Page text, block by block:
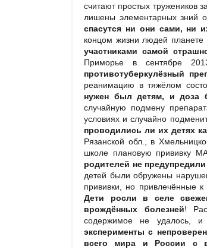
считают простых тружеников
лишены элементарных зний
спасутся ни они сами, ни
концом жизни людей
участниками самой
Приморье в сентябре
противотуберкулёзный
реанимацию в тяжёлом
нужен был детям, и доза
случайную подмену
условиях и случайно
проводились ли их детях
Рязанской обл., в
школе плановую прививку
родителей не
детей были обружены
прививки, но привлечённые
Дети росли в селе
врождённых болезней!
содержимое не удалось, и
эксперименты с
всего мира и России с